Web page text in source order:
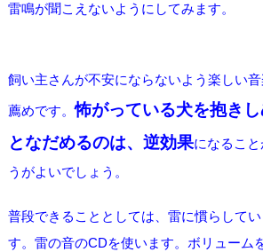
雷鳴が聞こえないようにしてみます。
飼い主さんが不安にならないよう楽しい
薦めです。怖がっている犬を抱きし
となだめるのは、逆効果になるこ
うがよいでしょう。
普段できることとしては、雷に慣らして
す。雷の音のCDを使います。ボリューム